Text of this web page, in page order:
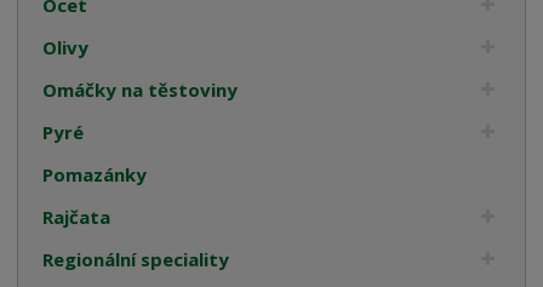
Olivy
Omáčky na těstoviny
Pyré
Pomazánky
Rajčata
Regionální speciality